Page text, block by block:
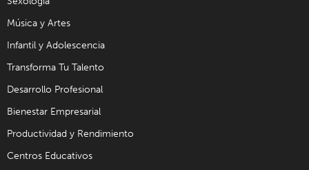
Música y Artes
Infantil y Adolescencia
Transforma Tu Talento
Desarrollo Profesional
Bienestar Empresarial
Productividad y Rendimiento
Centros Educativos